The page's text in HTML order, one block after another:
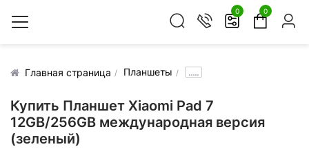
0 0
Главная страница Планшеты .....
Купить Планшет Xiaomi Pad 7
12GB/256GB международная версия
(зеленый)